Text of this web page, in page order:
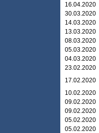
16.04.2020
30.03.2020
14.03.2020
13.03.2020
08.03.2020
05.03.2020
04.03.2020
23.02.2020
17.02.2020
10.02.2020
09.02.2020
09.02.2020
05.02.2020
05.02.2020